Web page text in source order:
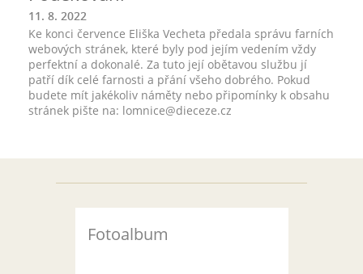
11. 8. 2022
Ke konci července Eliška Vecheta předala správu farních
webových stránek, které byly pod jejím vedením vždy
perfektní a dokonalé. Za tuto její obětavou službu jí
patří dík celé farnosti a přání všeho dobrého. Pokud
budete mít jakékoliv náměty nebo připomínky k obsahu
stránek pište na: lomnice@dieceze.cz
Fotoalbum